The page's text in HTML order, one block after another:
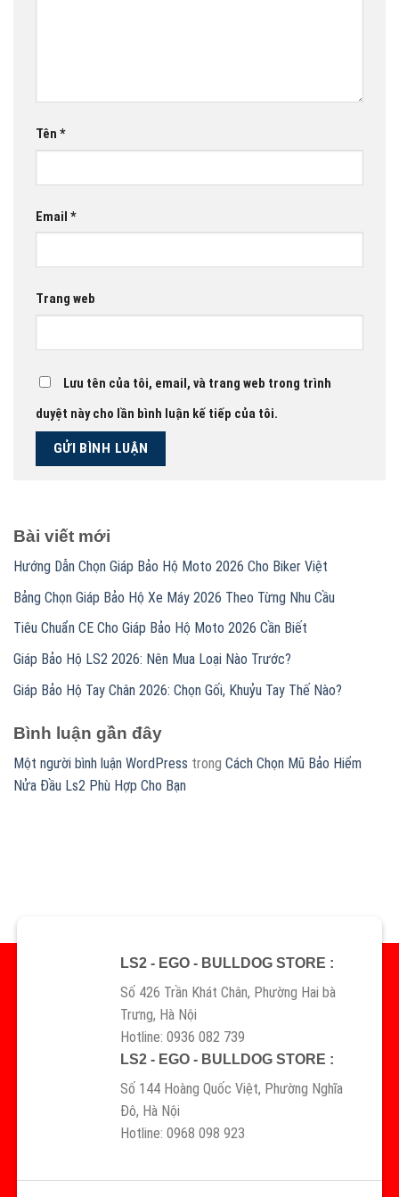
Tên *
Email *
Trang web
Lưu tên của tôi, email, và trang web trong trình
duyệt này cho lần bình luận kế tiếp của tôi.
Bài viết mới
Hướng Dẫn Chọn Giáp Bảo Hộ Moto 2026 Cho Biker Việt
Bảng Chọn Giáp Bảo Hộ Xe Máy 2026 Theo Từng Nhu Cầu
Tiêu Chuẩn CE Cho Giáp Bảo Hộ Moto 2026 Cần Biết
Giáp Bảo Hộ LS2 2026: Nên Mua Loại Nào Trước?
Giáp Bảo Hộ Tay Chân 2026: Chọn Gối, Khuỷu Tay Thế Nào?
Bình luận gần đây
Một người bình luận WordPress trong Cách Chọn Mũ Bảo Hiểm
Nửa Đầu Ls2 Phù Hợp Cho Bạn
LS2 - EGO - BULLDOG STORE :
Số 426 Trần Khát Chân, Phường Hai bà
Trưng, Hà Nội
Hotline: 0936 082 739
LS2 - EGO - BULLDOG STORE :
Số 144 Hoàng Quốc Việt, Phường Nghĩa
Đô, Hà Nội
Hotline: 0968 098 923